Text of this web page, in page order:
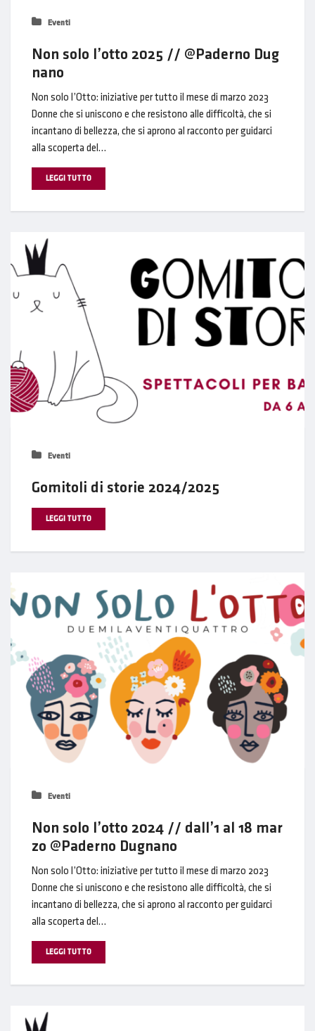
Eventi
Non solo l’otto 2025 // @Paderno Dug
nano
Non solo l’Otto: iniziative per tutto il mese di marzo 2023
Donne che si uniscono e che resistono alle difficoltà, che si
incantano di bellezza, che si aprono al racconto per guidarci
alla scoperta del…
LEGGI TUTTO
Eventi
Gomitoli di storie 2024/2025
LEGGI TUTTO
Eventi
Non solo l’otto 2024 // dall’1 al 18 mar
zo @Paderno Dugnano
Non solo l’Otto: iniziative per tutto il mese di marzo 2023
Donne che si uniscono e che resistono alle difficoltà, che si
incantano di bellezza, che si aprono al racconto per guidarci
alla scoperta del…
LEGGI TUTTO